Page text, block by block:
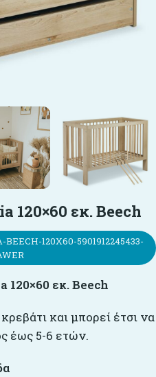
120×60 εκ. Beech
120X60-5901912245433-
120×60 εκ. Beech
και μπορεί έτσι να
έως 5-6 ετών.